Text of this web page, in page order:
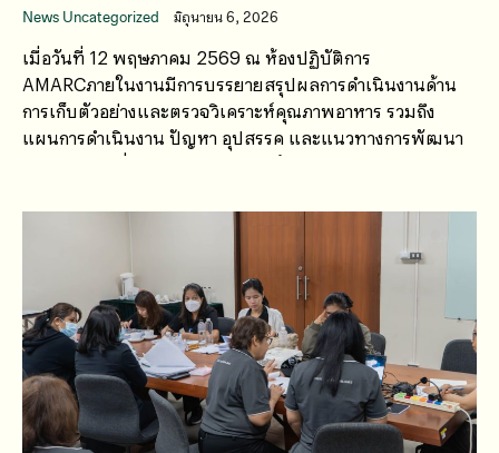
News Uncategorized มิถุนายน 6, 2026
เมื่อวันที่ 12 พฤษภาคม 2569 ณ ห้องปฏิบัติการ
AMARCภายในงานมีการบรรยายสรุปผลการดำเนินงานด้าน
การเก็บตัวอย่างและตรวจวิเคราะห์คุณภาพอาหาร รวมถึง
แผนการดำเนินงาน ปัญหา อุปสรรค และแนวทางการพัฒนา
งานร่วมกัน เพื่อยกระดับมาตรฐานด้านความปลอดภัยอาหาร